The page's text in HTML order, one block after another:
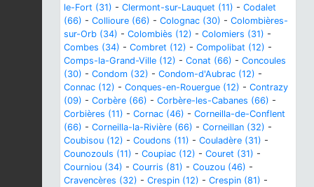
le-Fort (31) - Clermont-sur-Lauquet (11) - Codalet
(66) - Collioure (66) - Colognac (30) - Colombières-
sur-Orb (34) - Colombiès (12) - Colomiers (31) -
Combes (34) - Combret (12) - Compolibat (12) -
Comps-la-Grand-Ville (12) - Conat (66) - Concoules
(30) - Condom (32) - Condom-d'Aubrac (12) -
Connac (12) - Conques-en-Rouergue (12) - Contrazy
(09) - Corbère (66) - Corbère-les-Cabanes (66) -
Corbières (11) - Cornac (46) - Corneilla-de-Conflent
(66) - Corneilla-la-Rivière (66) - Corneillan (32) -
Coubisou (12) - Coudons (11) - Couladère (31) -
Counozouls (11) - Coupiac (12) - Couret (31) -
Courniou (34) - Courris (81) - Couzou (46) -
Cravencères (32) - Crespin (12) - Crespin (81) -